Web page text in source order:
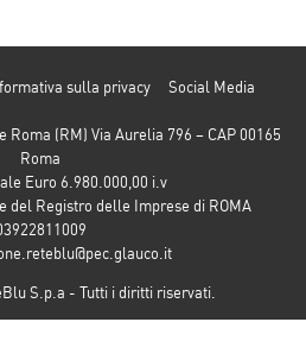
sulla privacy
Social Media
Roma (RM) Via Aurelia 796 – CAP 00165
Roma
Euro 6.980.000,00 i.v
del Registro delle Imprese di ROMA
S.p.a - Tutti i diritti riservati.